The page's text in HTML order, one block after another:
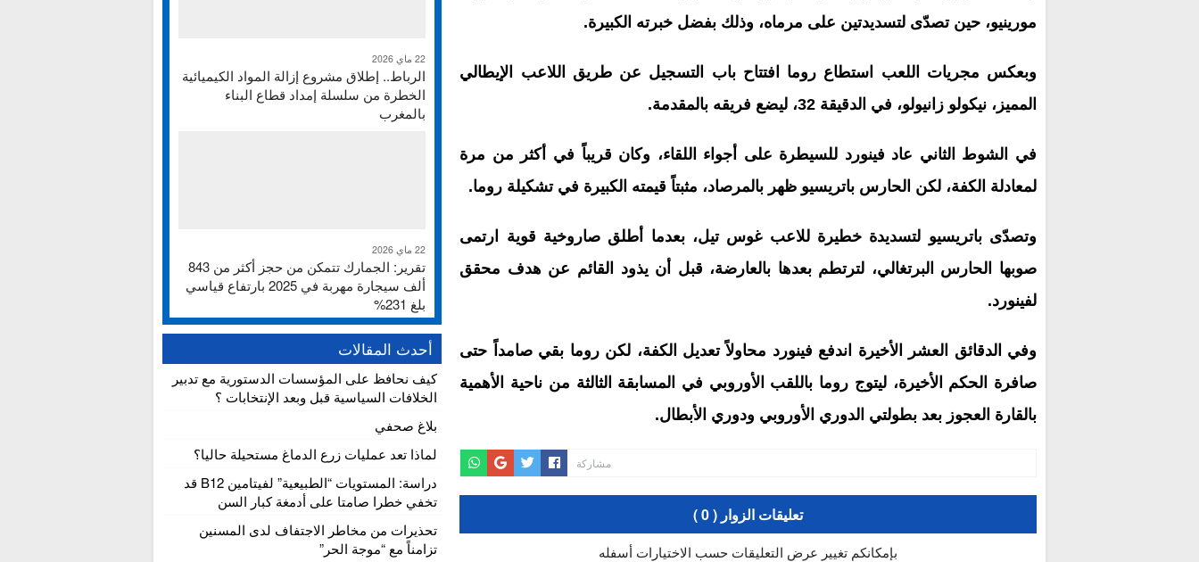
مورينيو، حين تصدّى لتسديدتين على مرماه، وذلك بفضل خبرته الكبيرة.
وبعكس مجريات اللعب استطاع روما افتتاح باب التسجيل عن طريق اللاعب الإيطالي
المميز، نيكولو زانيولو، في الدقيقة 32، ليضع فريقه بالمقدمة.
في الشوط الثاني عاد فينورد للسيطرة على أجواء اللقاء، وكان قريباً في أكثر من مرة
لمعادلة الكفة، لكن الحارس باتريسيو ظهر بالمرصاد، مثبتاً قيمته الكبيرة في تشكيلة روما.
وتصدّى باتريسيو لتسديدة خطيرة للاعب غوس تيل، بعدما أطلق صاروخية قوية ارتمى
صوبها الحارس البرتغالي، لترتطم بعدها بالعارضة، قبل أن يذود القائم عن هدف محقق
لفينورد.
وفي الدقائق العشر الأخيرة اندفع فينورد محاولاً تعديل الكفة، لكن روما بقي صامداً حتى
صافرة الحكم الأخيرة، ليتوج روما باللقب الأوروبي في المسابقة الثالثة من ناحية الأهمية
بالقارة العجوز بعد بطولتي الدوري الأوروبي ودوري الأبطال.
مشاركة
تعليقات الزوار ( 0 )
بإمكانكم تغيير عرض التعليقات حسب الاختيارات أسفله
22 ماي 2026
الرباط.. إطلاق مشروع إزالة المواد الكيميائية
الخطرة من سلسلة إمداد قطاع البناء
بالمغرب
22 ماي 2026
تقرير: الجمارك تتمكن من حجز أكثر من 843
ألف سيجارة مهربة في 2025 بارتفاع قياسي
بلغ 231%
أحدث المقالات
كيف نحافظ على المؤسسات الدستورية مع تدبير
الخلافات السياسية قبل وبعد الإنتخابات ؟
بلاغ صحفي
لماذا تعد عمليات زرع الدماغ مستحيلة حاليا؟
دراسة: المستويات “الطبيعية” لفيتامين B12 قد
تخفي خطرا صامتا على أدمغة كبار السن
تحذيرات من مخاطر الاجتفاف لدى المسنين
تزامناً مع “موجة الحر”